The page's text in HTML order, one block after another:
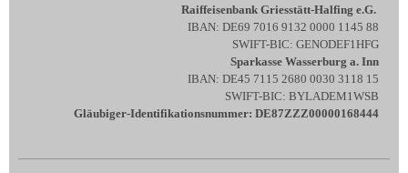
Raiffeisenbank Griesstätt-Halfing e.G.
IBAN: DE69 7016 9132 0000 1145 88
SWIFT-BIC: GENODEF1HFG
Sparkasse Wasserburg a. Inn
IBAN: DE45 7115 2680 0030 3118 15
SWIFT-BIC: BYLADEM1WSB
Gläubiger-Identifikationsnummer: DE87ZZZ00000168444